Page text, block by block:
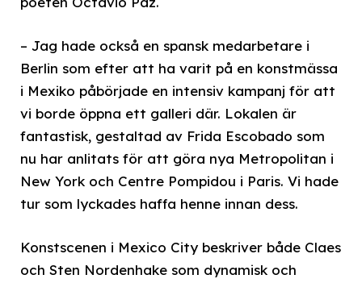
– Jag hade också en spansk medarbetare i
Berlin som efter att ha varit på en konstmässa
i Mexiko påbörjade en intensiv kampanj för att
vi borde öppna ett galleri där. Lokalen är
fantastisk, gestaltad av Frida Escobado som
nu har anlitats för att göra nya Metropolitan i
New York och Centre Pompidou i Paris. Vi hade
tur som lyckades haffa henne innan dess.
Konstscenen i Mexico City beskriver både Claes
och Sten Nordenhake som dynamisk och